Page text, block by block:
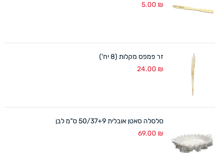
5.00 ₪
זר פמפס מקלות (8 יח')
24.00 ₪
סלסלה סאטן אובלית 50/37+9 ס"מ לבן
69.00 ₪